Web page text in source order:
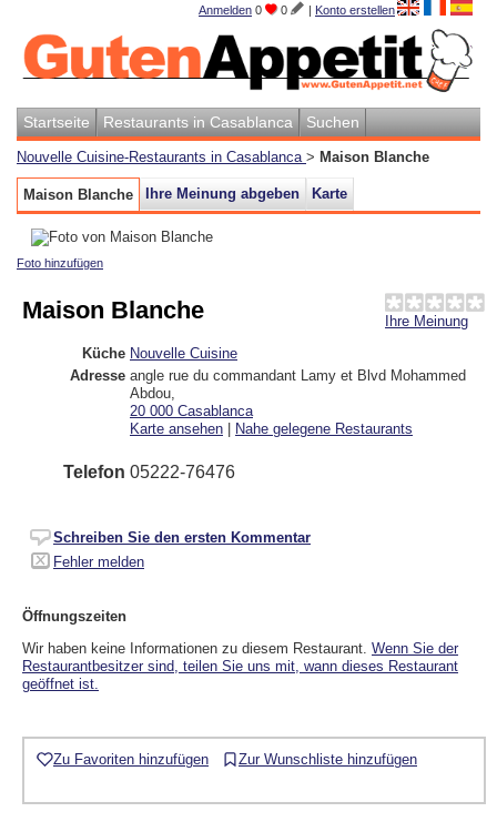
Anmelden 0 0 | Konto erstellen
Startseite Restaurants in Casablanca Suchen
Nouvelle Cuisine-Restaurants in Casablanca > Maison Blanche
Maison Blanche Ihre Meinung abgeben Karte
Foto hinzufügen
Ihre Meinung
Maison Blanche
Küche Nouvelle Cuisine
Adresse angle rue du commandant Lamy et Blvd Mohammed
Abdou
20 000 Casablanca
Karte ansehen | Nahe gelegene Restaurants
Telefon 05222-76476
Schreiben Sie den ersten Kommentar
Fehler melden
Öffnungszeiten
Wir haben keine Informationen zu diesem Restaurant. Wenn Sie der
Restaurantbesitzer sind, teilen Sie uns mit, wann dieses Restaurant
geöffnet ist.
Zu Favoriten hinzufügen Zur Wunschliste hinzufügen